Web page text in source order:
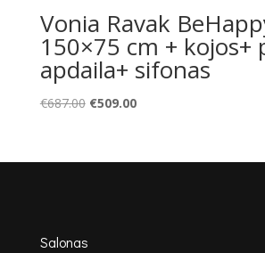
Vonia Ravak
150×75 cm + kojos+
apdaila+ sifonas
€687.00 Original
€687.00.
€509.00Current
€509.00.
Salonas